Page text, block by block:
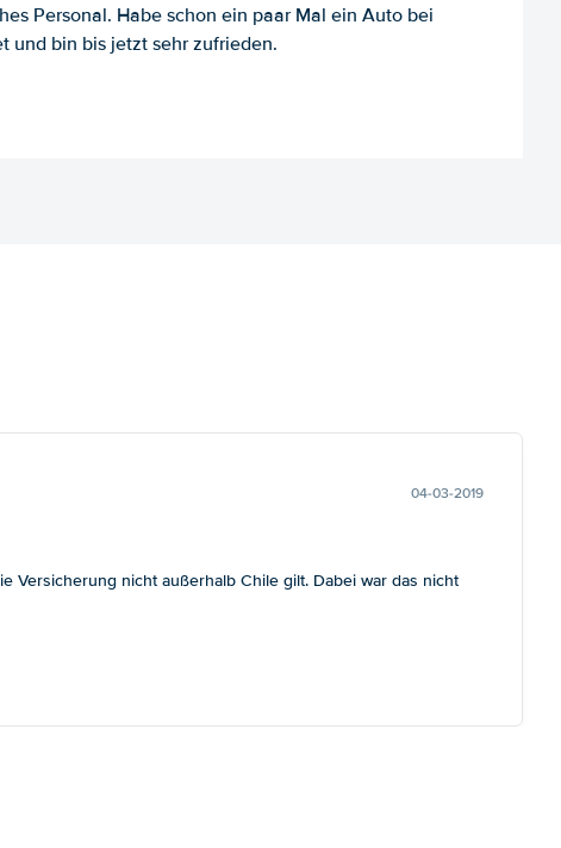
Personal. Habe schon ein paar Mal ein Auto bei
und bin bis jetzt sehr zufrieden.
04-03-2019
Versicherung nicht außerhalb Chile gilt. Dabei war das nicht